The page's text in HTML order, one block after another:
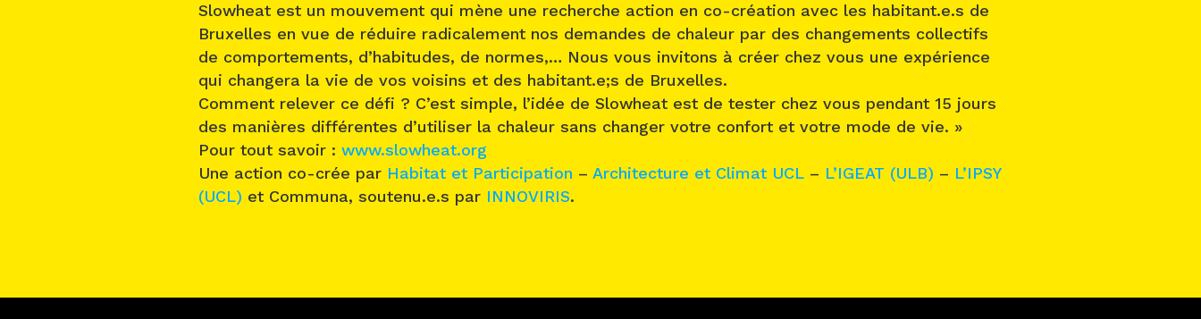
Slowheat est un mouvement qui mène une recherche action en co-création avec les habitant.e.s de
Bruxelles en vue de réduire radicalement nos demandes de chaleur par des changements collectifs
de comportements, d’habitudes, de normes,… Nous vous invitons à créer chez vous une expérience
qui changera la vie de vos voisins et des habitant.e;s de Bruxelles.
Comment relever ce défi ? C’est simple, l’idée de Slowheat est de tester chez vous pendant 15 jours
des manières différentes d’utiliser la chaleur sans changer votre confort et votre mode de vie. »
Pour tout savoir : www.slowheat.org
Une action co-crée par Habitat et Participation – Architecture et Climat UCL – L’IGEAT (ULB) – L’IPSY
(UCL) et Communa, soutenu.e.s par INNOVIRIS.